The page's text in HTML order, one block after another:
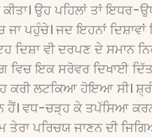
ਉਹ ਪਹਿਲਾਂ ਤਾਂ ਇਧਰ-
ਪਹੁੰਚੇ। ਜਦ ਇਹਨਾਂ
ਦਿਸ਼ਾ ਵੀ ਦਰਪਣ ਦੇ ਸਮਾਨ
ਇਕ ਸਰੋਵਰ ਦਿਖਾਈ
ਕਰੀ ਲਟਕਿਆ ਹੋਇਆ ਸੀ।
ਹੈਂ। ਵਧ-ਚੜ੍ਹ ਕੇ ਤਪੱਸਿਆ
ਪਰਿਚਯ ਜਾਣਨ ਦੀ